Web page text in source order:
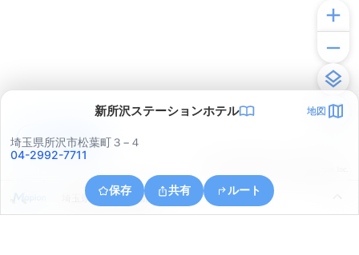
新所沢ステーションホテル 地図
埼玉県所沢市松葉町３−４
04-2992-7711
保存 共有 ルート
埼玉県所沢市所沢新町
アプリで見る